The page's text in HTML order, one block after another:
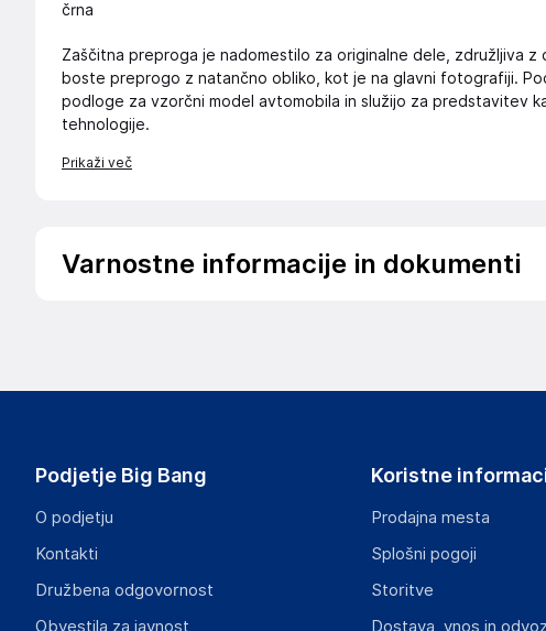
črna
Zaščitna preproga je nadomestilo za originalne dele, združljiva z
boste preprogo z natančno obliko, kot je na glavni fotografiji.
podloge za vzorčni model avtomobila in služijo za predstavitev
tehnologije.
Prikaži več
Varnostne informacije in dokumenti
piotrek@wielganizator.pl
Gospodarski subjekt s sedežem v EU, ki zagotavlja skladnost
Podjetje Big Bang
O podjetju
Kontakti
Družbena odgovornost
Obvestila za javnost
Koristne
Prodajna mesta
Splošni pogoji
Storitve
Dostava, vnos in odvoz